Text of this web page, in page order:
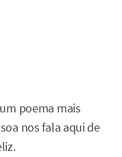
poema mais
nos fala aqui de